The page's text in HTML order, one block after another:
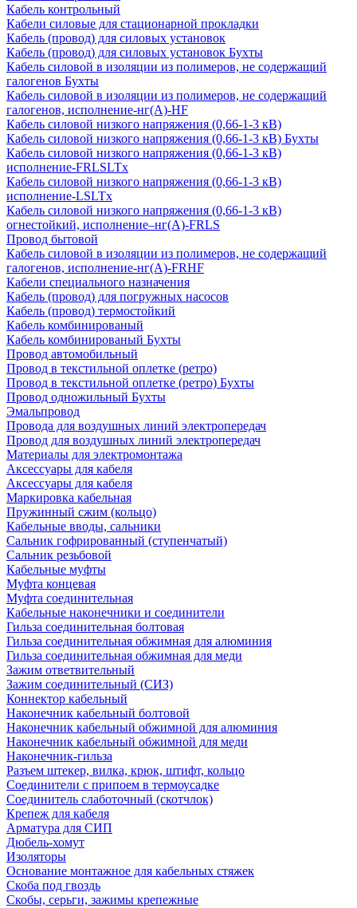
Кабель контрольный
Кабели силовые для стационарной прокладки
Кабель (провод) для силовых установок
Кабель (провод) для силовых установок Бухты
Кабель силовой в изоляции из полимеров, не содержащий
галогенов Бухты
Кабель силовой в изоляции из полимеров, не содержащий
галогенов, исполнение-нг(А)-HF
Кабель силовой низкого напряжения (0,66-1-3 кВ)
Кабель силовой низкого напряжения (0,66-1-3 кВ) Бухты
Кабель силовой низкого напряжения (0,66-1-3 кВ)
исполнение-FRLSLTx
Кабель силовой низкого напряжения (0,66-1-3 кВ)
исполнение-LSLTx
Кабель силовой низкого напряжения (0,66-1-3 кВ)
огнестойкий, исполнение–нг(А)-FRLS
Провод бытовой
Кабель силовой в изоляции из полимеров, не содержащий
галогенов, исполнение-нг(А)-FRHF
Кабели специального назначения
Кабель (провод) для погружных насосов
Кабель (провод) термостойкий
Кабель комбинированый
Кабель комбинированый Бухты
Провод автомобильный
Провод в текстильной оплетке (ретро)
Провод в текстильной оплетке (ретро) Бухты
Провод одножильный Бухты
Эмальпровод
Провода для воздушных линий электропередач
Провод для воздушных линий электропередач
Материалы для электромонтажа
Аксессуары для кабеля
Аксессуары для кабеля
Маркировка кабельная
Пружинный сжим (кольцо)
Кабельные вводы, сальники
Сальник гофрированный (ступенчатый)
Сальник резьбовой
Кабельные муфты
Муфта концевая
Муфта соединительная
Кабельные наконечники и соединители
Гильза соединительная болтовая
Гильза соединительная обжимная для алюминия
Гильза соединительная обжимная для меди
Зажим ответвительный
Зажим соединительный (СИЗ)
Коннектор кабельный
Наконечник кабельный болтовой
Наконечник кабельный обжимной для алюминия
Наконечник кабельный обжимной для меди
Наконечник-гильза
Разъем штекер, вилка, крюк, штифт, кольцо
Соединители с припоем в термоусадке
Соединитель слаботочный (скотчлок)
Крепеж для кабеля
Арматура для СИП
Дюбель-хомут
Изоляторы
Основание монтажное для кабельных стяжек
Скоба под гвоздь
Скобы, серьги, зажимы крепежные